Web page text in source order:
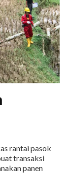
rantai pasok
transaksi
panen